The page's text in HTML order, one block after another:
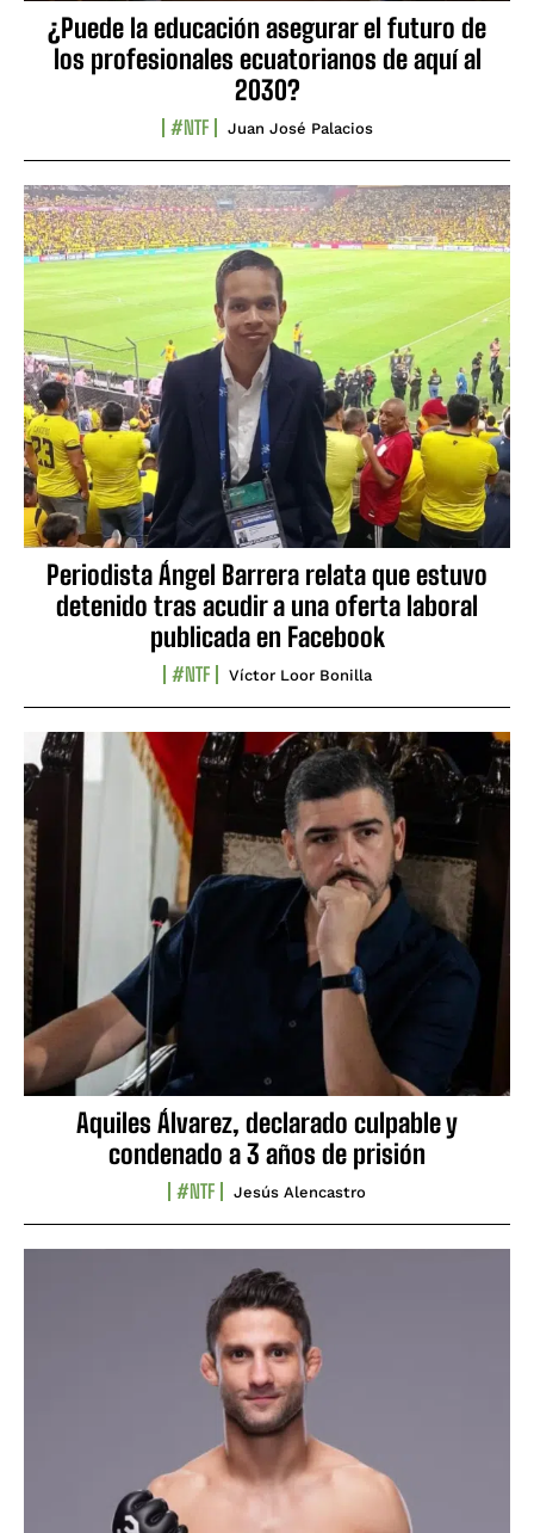
¿Puede la educación asegurar el futuro de
los profesionales ecuatorianos de aquí al
2030?
#NTF Juan José Palacios
Periodista Ángel Barrera relata que estuvo
detenido tras acudir a una oferta laboral
publicada en Facebook
#NTF Víctor Loor Bonilla
Aquiles Álvarez, declarado culpable y
condenado a 3 años de prisión
#NTF Jesús Alencastro